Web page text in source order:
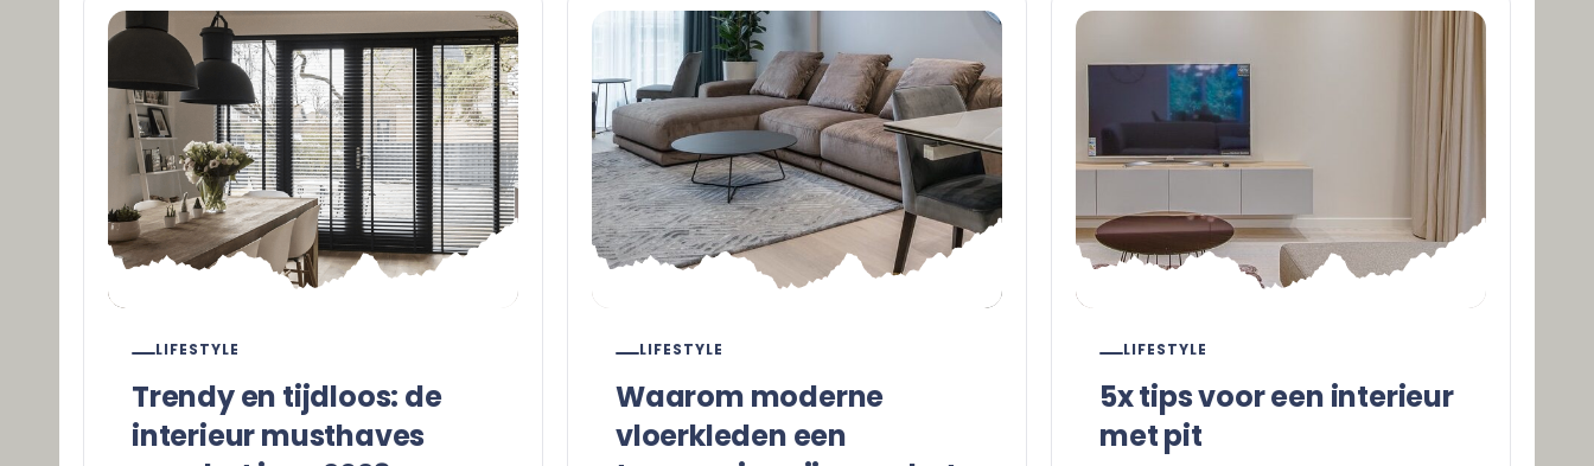
LIFESTYLE
Trendy en tijdloos: de
interieur musthaves
LIFESTYLE
Waarom moderne
vloerkleden een
LIFESTYLE
5x tips voor een interieur
met pit